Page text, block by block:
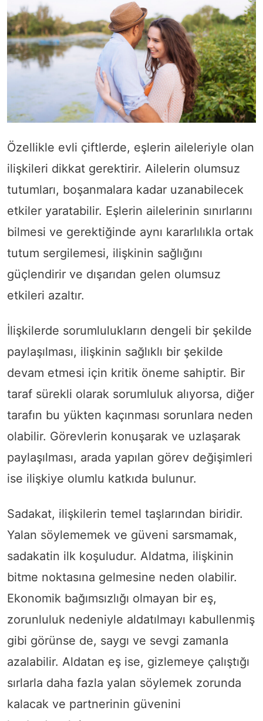
Özellikle evli çiftlerde, eşlerin aileleriyle olan
ilişkileri dikkat gerektirir. Ailelerin olumsuz
tutumları, boşanmalara kadar uzanabilecek
etkiler yaratabilir. Eşlerin ailelerinin sınırlarını
bilmesi ve gerektiğinde aynı kararlılıkla ortak
tutum sergilemesi, ilişkinin sağlığını
güçlendirir ve dışarıdan gelen olumsuz
etkileri azaltır.
İlişkilerde sorumlulukların dengeli bir şekilde
paylaşılması, ilişkinin sağlıklı bir şekilde
devam etmesi için kritik öneme sahiptir. Bir
taraf sürekli olarak sorumluluk alıyorsa, diğer
tarafın bu yükten kaçınması sorunlara neden
olabilir. Görevlerin konuşarak ve uzlaşarak
paylaşılması, arada yapılan görev değişimleri
ise ilişkiye olumlu katkıda bulunur.
Sadakat, ilişkilerin temel taşlarından biridir.
Yalan söylememek ve güveni sarsmamak,
sadakatin ilk koşuludur. Aldatma, ilişkinin
bitme noktasına gelmesine neden olabilir.
Ekonomik bağımsızlığı olmayan bir eş,
zorunluluk nedeniyle aldatılmayı kabullenmiş
gibi görünse de, saygı ve sevgi zamanla
azalabilir. Aldatan eş ise, gizlemeye çalıştığı
sırlarla daha fazla yalan söylemek zorunda
kalacak ve partnerinin güvenini